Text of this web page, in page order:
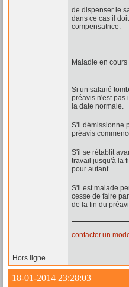
de dispenser le
dans ce cas il
compensatrice.
Maladie en
Si un salarié
préavis n'est pas
la date normale.
S'il démissionne
préavis
S'il se rétablit
travail jusqu'à la
pour autant.
S'il est malade
cesse de faire
de la fin du
Hors ligne
18-01-2014 23:28:03